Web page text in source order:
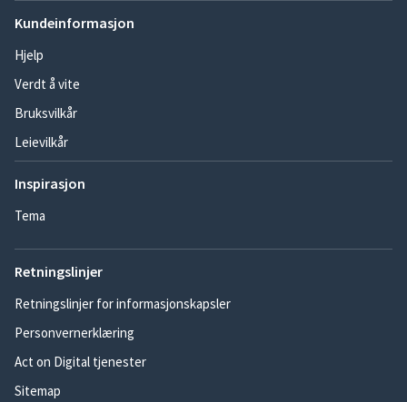
Kundeinformasjon
Hjelp
Verdt å vite
Bruksvilkår
Leievilkår
Inspirasjon
Tema
Retningslinjer
Retningslinjer for informasjonskapsler
Personvernerklæring
Act on Digital tjenester
Sitemap